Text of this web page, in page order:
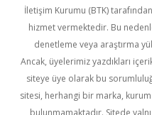
İletişim Kurumu (BTK)
hizmet vermektedir. Bu
denetleme veya araştırma
Ancak, üyelerimiz yazdıkları
siteye üye olarak bu
sitesi, herhangi bir marka, kurum
bulunmamaktadır. Sitede